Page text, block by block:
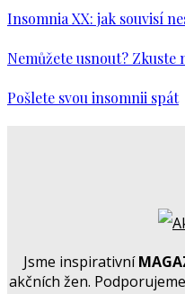
Insomnia XX: jak souvisí
Nemůžete usnout? Zkuste
Pošlete svou insomnii spát
Jsme inspirativní
akčních žen.